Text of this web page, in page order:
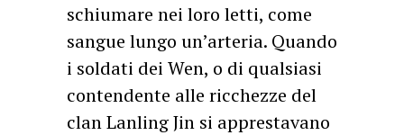
schiumare nei loro letti, come
sangue lungo un’arteria. Quando
i soldati dei Wen, o di qualsiasi
contendente alle ricchezze del
clan Lanling Jin si apprestavano